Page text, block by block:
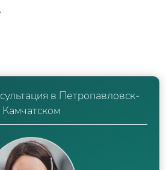
в Петропавловск-
Камчатском